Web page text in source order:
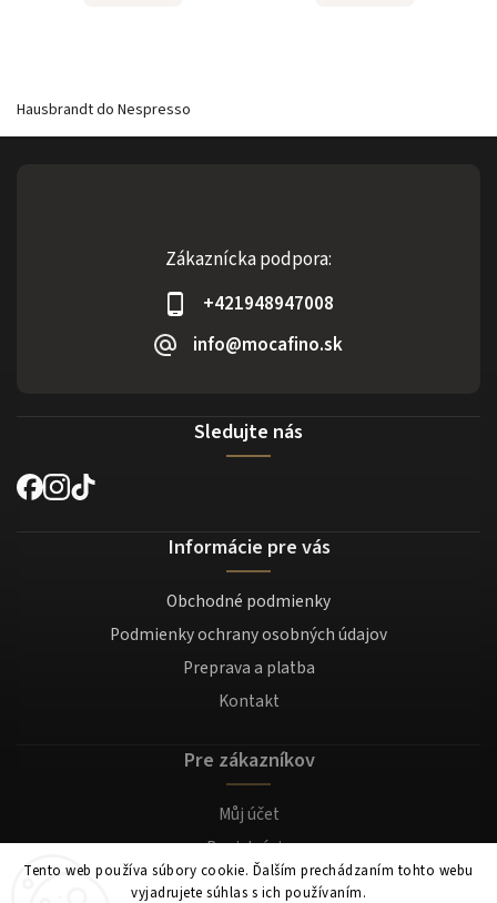
Tento web používa súbory cookie. Ďalším prechádzaním tohto webu
vyjadrujete súhlas s ich používaním.
Hausbrandt do Nespresso
Zákaznícka podpora:
+421948947008
info@mocafino.sk
Sledujte nás
Informácie pre vás
Obchodné podmienky
Podmienky ochrany osobných údajov
Preprava a platba
Kontakt
Pre zákazníkov
Můj účet
Registrácia
Prihlásenie